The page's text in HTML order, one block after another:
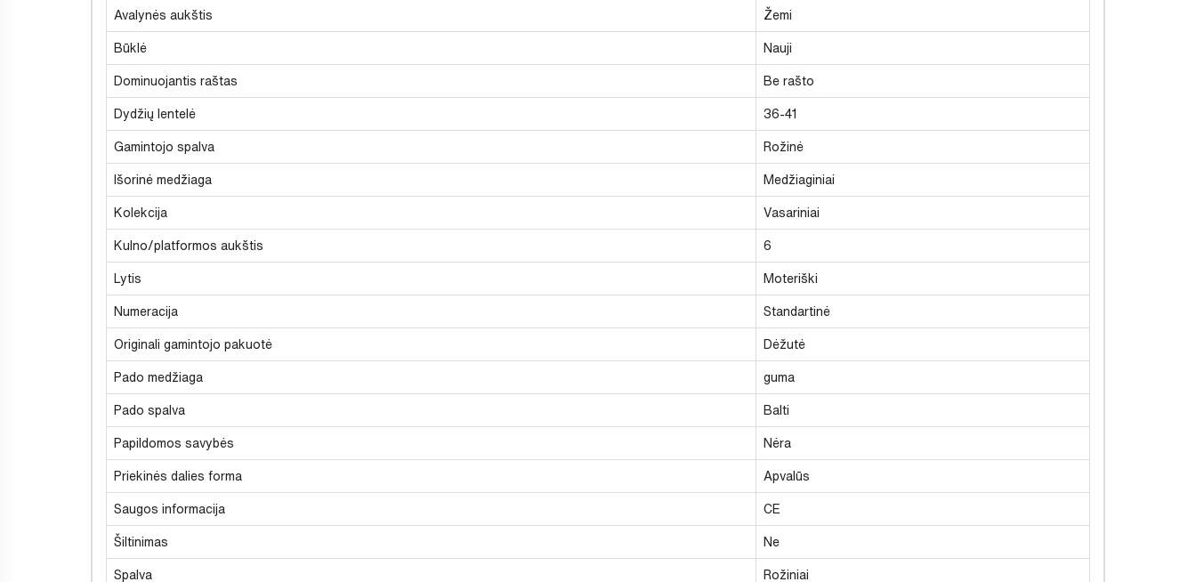
Avalynės aukštis Žemi
Būklė Nauji
Dominuojantis raštas Be rašto
Dydžių lentelė 36-41
Gamintojo spalva Rožinė
Išorinė medžiaga Medžiaginiai
Kolekcija Vasariniai
Kulno/platformos aukštis 6
Lytis Moteriški
Numeracija Standartinė
Originali gamintojo pakuotė Dėžutė
Pado medžiaga guma
Pado spalva Balti
Papildomos savybės Nėra
Priekinės dalies forma Apvalūs
Saugos informacija CE
Šiltinimas Ne
Spalva Rožiniai